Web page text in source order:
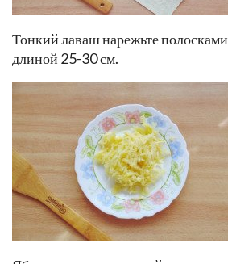
Тонкий лаваш нарежьте
длиной 25-30 см.